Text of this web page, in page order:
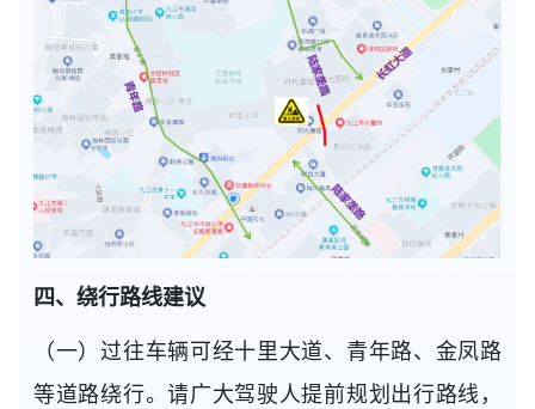
四、绕行路线建议
（一）过往车辆可经十里大道、青年路、金凤路
等道路绕行。请广大驾驶人提前规划出行路线，